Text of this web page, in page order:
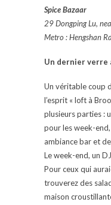
Spice Bazaar
29 Dongping Lu,
Metro : Hengshan
Un dernier verre
Un véritable coup
l’esprit « loft à
plusieurs parties :
pour les week-
ambiance bar et
Le week-end, un
Pour ceux qui
trouverez des
maison